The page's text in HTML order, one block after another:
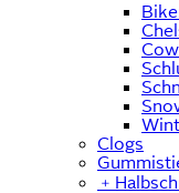
Clogs
﹢